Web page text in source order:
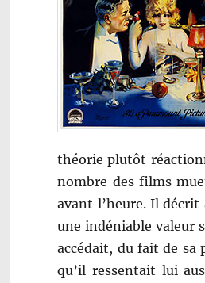
théorie plutôt
nombre des films
avant l’heure. Il décrit
une indéniable valeur
accédait, du fait de sa
qu’il ressentait lui